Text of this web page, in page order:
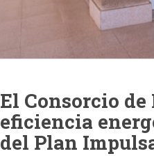
El Consorcio
eficiencia
del Plan